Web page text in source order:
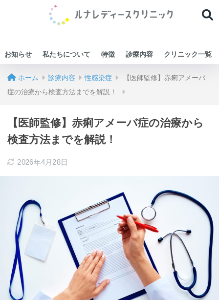
お知らせ 私たちについて 特徴 診療内容 クリニック一覧
ホーム 診療内容 性感染症
【医師監修】赤痢アメーバ
症の治療から検査方法までを解説！
【医師監修】赤痢アメーバ症の治療から
検査方法までを解説！
2026年4月28日